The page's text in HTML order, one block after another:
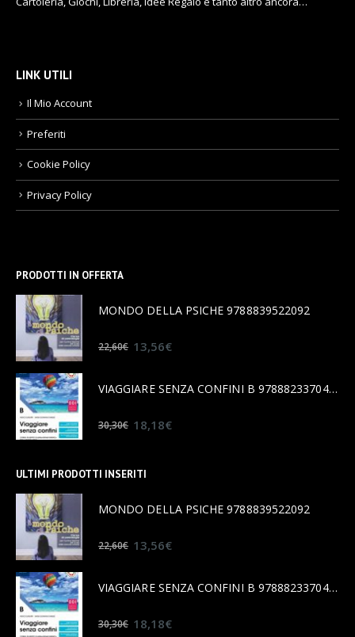
LINK UTILI
Il Mio Account
Preferiti
Cookie Policy
Privacy Policy
PRODOTTI IN OFFERTA
MONDO DELLA PSICHE 9788839522092
22,60€ 13,56€
VIAGGIARE SENZA CONFINI B 9788823370456
30,30€ 18,18€
ULTIMI PRODOTTI INSERITI
MONDO DELLA PSICHE 9788839522092
22,60€ 13,56€
VIAGGIARE SENZA CONFINI B 9788823370456
30,30€ 18,18€